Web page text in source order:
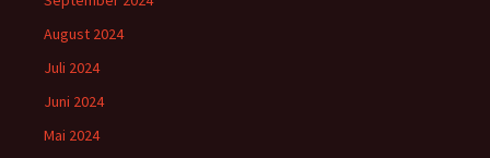
August 2024
Juli 2024
Juni 2024
Mai 2024